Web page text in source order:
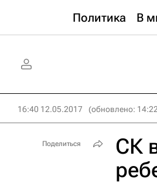
Политика В
16:40 12.05.2017 (обновлено:
СК
Поделиться